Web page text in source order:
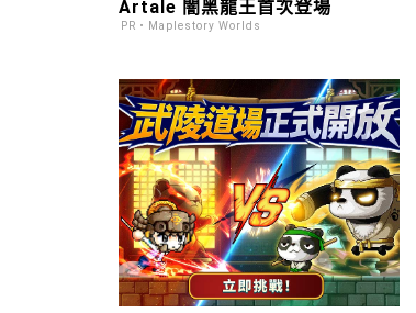
Artale 闇黑龍王首次登場
PR・Maplestory Worlds